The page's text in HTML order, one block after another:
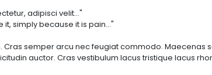
adipisci velit..."
because it is pain..."
semper arcu nec feugiat commodo. Maecenas
auctor. Cras vestibulum lacus tristique lacus